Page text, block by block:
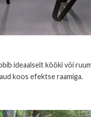
ideaalselt kööki või
koos efektse raamiga.